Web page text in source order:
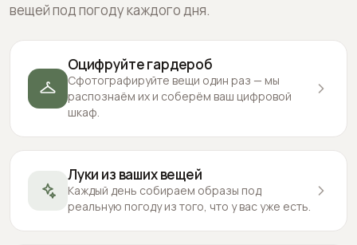
вещей под погоду каждого дня.
Оцифруйте гардероб
Сфотографируйте вещи один раз — мы
распознаём их и соберём ваш цифровой
шкаф.
Луки из ваших вещей
Каждый день собираем образы под
реальную погоду из того, что у вас уже есть.